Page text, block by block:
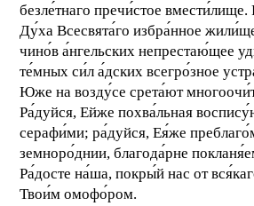
безле́тнаго пречи́стое вмести́лище.
Ду́ха Всесвята́го избра́нное
чино́в а́нгельских непрестаю́щее
те́мных си́л а́дских всегро́зное
Юже на возду́се срета́ют
Ра́дуйся, Ейже похва́льная
серафи́ми; ра́дуйся, Ея́же
земноро́днии, благода́рне
Ра́досте на́ша, покры́й нас от
Твои́м омофо́ром.